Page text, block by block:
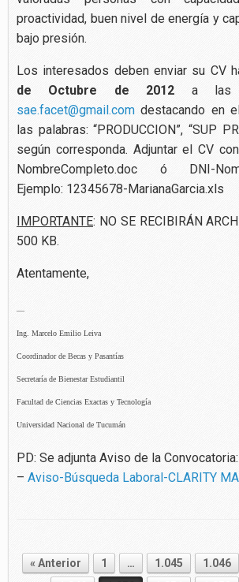
proactividad, buen nivel de energía y
bajo presión.
Los interesados deben enviar su CV
de Octubre de 2012 a
sae.facet@gmail.com destacando en
las palabras: “PRODUCCION”, “SUP
según corresponda. Adjuntar el CV
NombreCompleto.doc ó DNI-
Ejemplo: 12345678-MarianaGarcia.xls
IMPORTANTE: NO SE RECIBIRÁN
500 KB.
Atentamente,
—
Ing. Marcelo Emilio Leiva
Coordinador de Becas y Pasantías
Secretaría de Bienestar Estudiantil
Facultad de Ciencias Exactas y Tecnología
Universidad Nacional de Tucumán
PD: Se adjunta Aviso de la Convocatoria:
– Aviso-Búsqueda Laboral-CLARITY
« Anterior 1 … 1.045 1.046